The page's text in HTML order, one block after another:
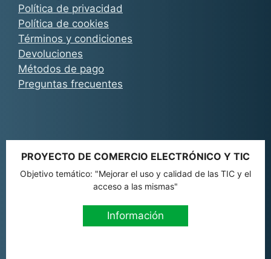
Política de privacidad
Política de cookies
Términos y condiciones
Devoluciones
Métodos de pago
Preguntas frecuentes
PROYECTO DE COMERCIO ELECTRÓNICO Y TIC
Objetivo temático: "Mejorar el uso y calidad de las TIC y el
acceso a las mismas"
Información